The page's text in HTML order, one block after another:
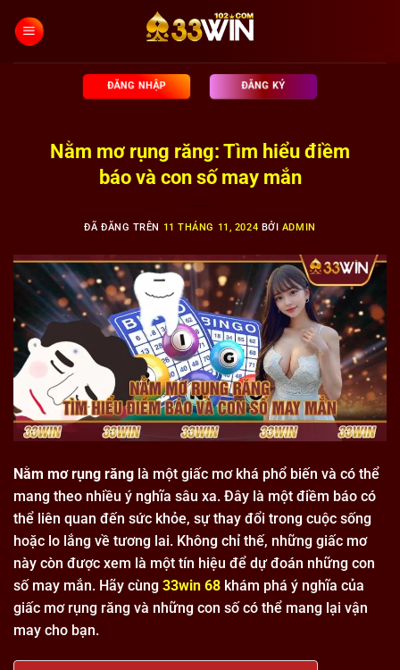
đến
ĐĂNG NHẬP ĐĂNG KÝ
Nằm mơ rụng răng: Tìm hiểu điềm
báo và con số may mắn
ĐÃ ĐĂNG TRÊN 11 THÁNG 11, 2024 BỞI ADMIN
Nằm mơ rụng răng là một giấc mơ khá phổ biến và có thể
mang theo nhiều ý nghĩa sâu xa. Đây là một điềm báo có
thể liên quan đến sức khỏe, sự thay đổi trong cuộc sống
hoặc lo lắng về tương lai. Không chỉ thế, những giấc mơ
này còn được xem là một tín hiệu để dự đoán những con
số may mắn. Hãy cùng 33win 68 khám phá ý nghĩa của
giấc mơ rụng răng và những con số có thể mang lại vận
may cho bạn.